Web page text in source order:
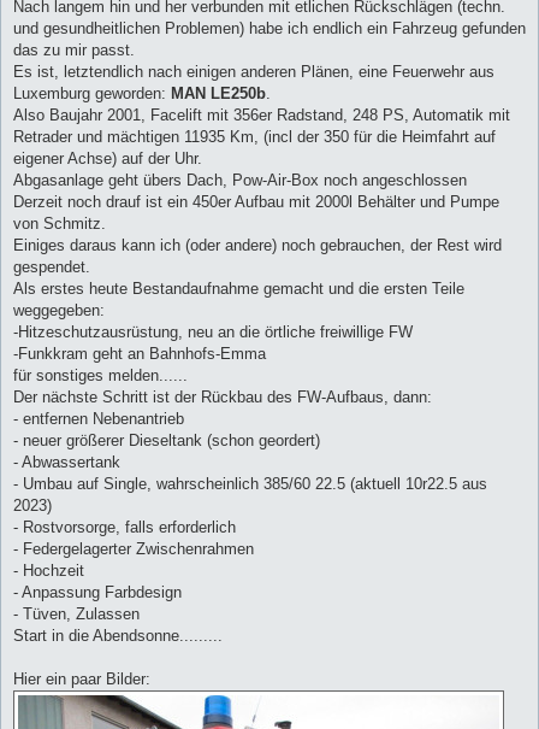
r
a
g
Nach langem hin und her verbunden mit etlichen Rückschlägen (techn.
und gesundheitlichen Problemen) habe ich endlich ein Fahrzeug gefunden
das zu mir passt.
Es ist, letztendlich nach einigen anderen Plänen, eine Feuerwehr aus
Luxemburg geworden: MAN LE250b
Also Baujahr 2001, Facelift mit 356er Radstand, 248 PS, Automatik mit
Retrader und mächtigen 11935 Km, (incl der 350 für die Heimfahrt auf
eigener Achse) auf der Uhr.
Abgasanlage geht übers Dach, Pow-Air-Box noch angeschlossen
Derzeit noch drauf ist ein 450er Aufbau mit 2000l Behälter und Pumpe
von Schmitz.
Einiges daraus kann ich (oder andere) noch gebrauchen, der Rest wird
gespendet.
Als erstes heute Bestandaufnahme gemacht und die ersten Teile
weggegeben:
-Hitzeschutzausrüstung, neu an die örtliche freiwillige FW
-Funkkram geht an Bahnhofs-Emma
für sonstiges melden......
Der nächste Schritt ist der Rückbau des FW-Aufbaus, dann:
- entfernen Nebenantrieb
- neuer größerer Dieseltank (schon geordert)
- Abwassertank
- Umbau auf Single, wahrscheinlich 385/60 22.5 (aktuell 10r22.5 aus
2023)
- Rostvorsorge, falls erforderlich
- Federgelagerter Zwischenrahmen
- Hochzeit
- Anpassung Farbdesign
- Tüven, Zulassen
Start in die Abendsonne.........
Hier ein paar Bilder: